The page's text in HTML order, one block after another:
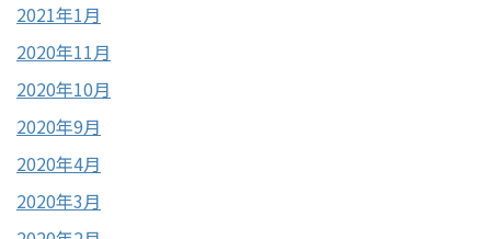
2021年1月
2020年11月
2020年10月
2020年9月
2020年4月
2020年3月